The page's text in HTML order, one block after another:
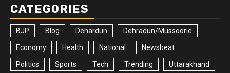
CATEGORIES
BJP Blog Dehardun Dehradun/Mussoorie
Economy Health National Newsbeat
Politics Sports Tech Trending Uttarakhand